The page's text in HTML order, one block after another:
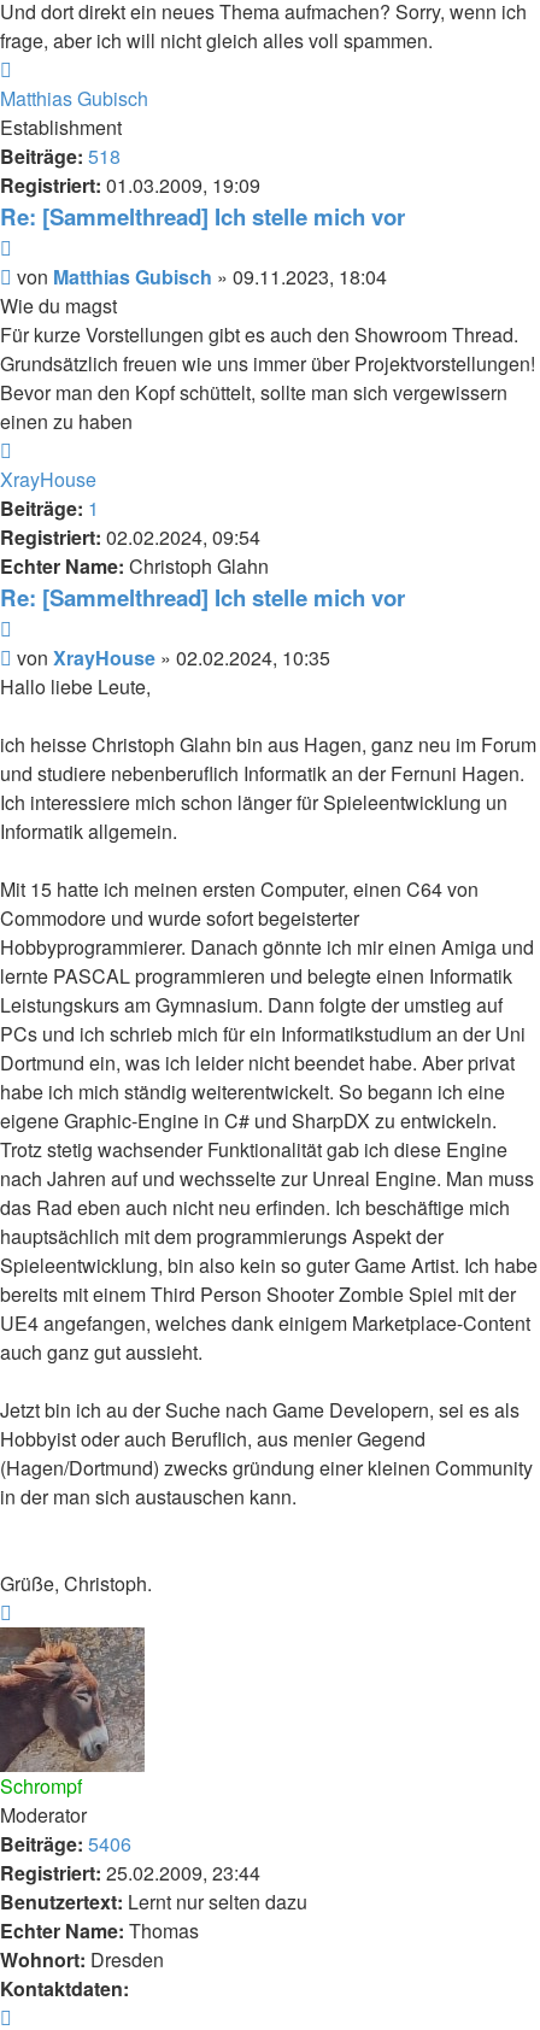
Und dort direkt ein neues Thema aufmachen? Sorry, wenn ich
frage, aber ich will nicht gleich alles voll spammen.
oben
Matthias Gubisch
Establishment
Beiträge: 518
Registriert: 01.03.2009, 19:09
Re: [Sammelthread] Ich stelle mich vor
Beitrag
von Matthias Gubisch » 09.11.2023, 18:04
Wie du magst
Für kurze Vorstellungen gibt es auch den Showroom Thread.
Grundsätzlich freuen wie uns immer über Projektvorstellungen!
Bevor man den Kopf schüttelt, sollte man sich vergewissern
einen zu haben
oben
XrayHouse
Beiträge: 1
Registriert: 02.02.2024, 09:54
Echter Name: Christoph Glahn
Re: [Sammelthread] Ich stelle mich vor
Beitrag
von XrayHouse » 02.02.2024, 10:35
Hallo liebe Leute,
ich heisse Christoph Glahn bin aus Hagen, ganz neu im Forum
und studiere nebenberuflich Informatik an der Fernuni Hagen.
Ich interessiere mich schon länger für Spieleentwicklung un
Informatik allgemein.
Mit 15 hatte ich meinen ersten Computer, einen C64 von
Commodore und wurde sofort begeisterter
Hobbyprogrammierer. Danach gönnte ich mir einen Amiga und
lernte PASCAL programmieren und belegte einen Informatik
Leistungskurs am Gymnasium. Dann folgte der umstieg auf
PCs und ich schrieb mich für ein Informatikstudium an der Uni
Dortmund ein, was ich leider nicht beendet habe. Aber privat
habe ich mich ständig weiterentwickelt. So begann ich eine
eigene Graphic-Engine in C# und SharpDX zu entwickeln.
Trotz stetig wachsender Funktionalität gab ich diese Engine
nach Jahren auf und wechsselte zur Unreal Engine. Man muss
das Rad eben auch nicht neu erfinden. Ich beschäftige mich
hauptsächlich mit dem programmierungs Aspekt der
Spieleentwicklung, bin also kein so guter Game Artist. Ich habe
bereits mit einem Third Person Shooter Zombie Spiel mit der
UE4 angefangen, welches dank einigem Marketplace-Content
auch ganz gut aussieht.
Jetzt bin ich au der Suche nach Game Developern, sei es als
Hobbyist oder auch Beruflich, aus menier Gegend
(Hagen/Dortmund) zwecks gründung einer kleinen Community
in der man sich austauschen kann.
Grüße, Christoph.
oben
Schrompf
Moderator
Beiträge: 5406
Registriert: 25.02.2009, 23:44
Benutzertext: Lernt nur selten dazu
Echter Name: Thomas
Wohnort: Dresden
Kontaktdaten: